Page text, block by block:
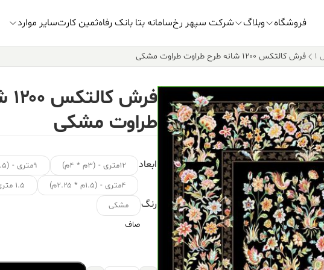
فروشگاه وبلاگ شرکت سپهر رخسامانه بتا بانک رفاهثمین کارتسایر موارد
فرش کالتکس ۱۲۰۰ شانه طرح طراوت طراوت مشکی
طراوت مشکی
ابعاد ۱۲متری - (۳م * ۴م) ۹متری - (۳.۵م * ۲.۵م)
۴متری - (۱.۵م * ۲.۲۵م)
۱.۵ متری - (۱م * ۱.۵م)
رنگ
مشکی
صاف